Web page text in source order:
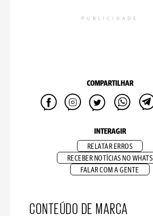
PUBLICIDADE
COMPARTILHAR
INTERAGIR
RELATAR ERROS
RECEBER NOTÍCIAS NO WHATS
FALAR COM A GENTE
CONTEÚDO DE MARCA